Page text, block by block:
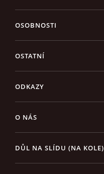
OSOBNOSTI
OSTATNÍ
ODKAZY
O NÁS
DŮL NA SLÍDU (NA KOLE)